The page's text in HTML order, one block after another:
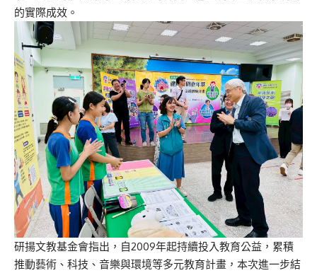
的實際成效。
研揚文教基金會指出，自2009年起持續投入教育公益，累積
推動藝術、科技、音樂與環境等多元教育計畫，本次進一步結